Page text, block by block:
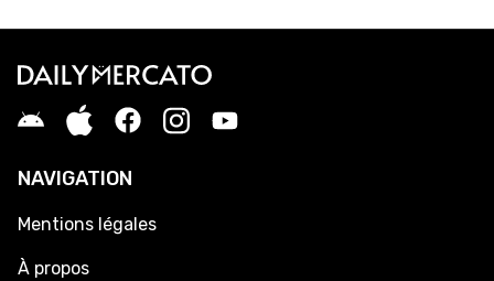
NAVIGATION
Mentions légales
À propos